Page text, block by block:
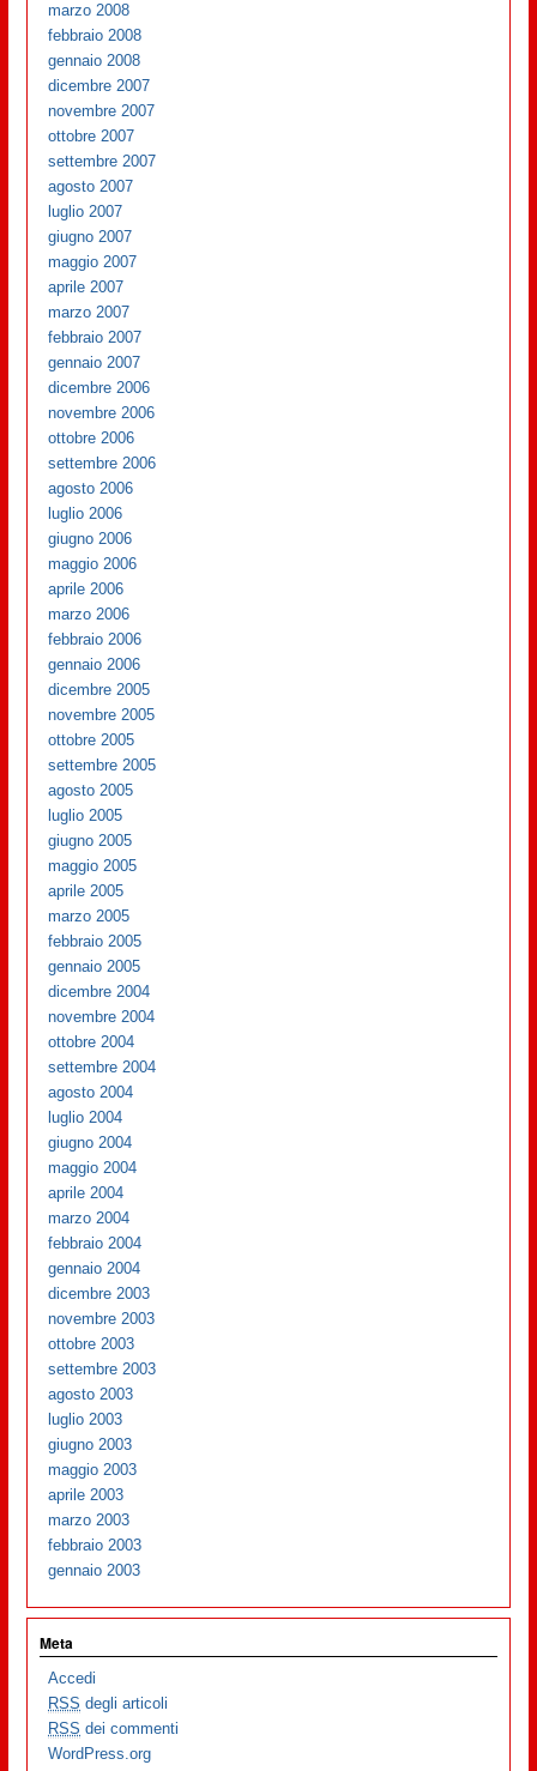
marzo 2008
febbraio 2008
gennaio 2008
dicembre 2007
novembre 2007
ottobre 2007
settembre 2007
agosto 2007
luglio 2007
giugno 2007
maggio 2007
aprile 2007
marzo 2007
febbraio 2007
gennaio 2007
dicembre 2006
novembre 2006
ottobre 2006
settembre 2006
agosto 2006
luglio 2006
giugno 2006
maggio 2006
aprile 2006
marzo 2006
febbraio 2006
gennaio 2006
dicembre 2005
novembre 2005
ottobre 2005
settembre 2005
agosto 2005
luglio 2005
giugno 2005
maggio 2005
aprile 2005
marzo 2005
febbraio 2005
gennaio 2005
dicembre 2004
novembre 2004
ottobre 2004
settembre 2004
agosto 2004
luglio 2004
giugno 2004
maggio 2004
aprile 2004
marzo 2004
febbraio 2004
gennaio 2004
dicembre 2003
novembre 2003
ottobre 2003
settembre 2003
agosto 2003
luglio 2003
giugno 2003
maggio 2003
aprile 2003
marzo 2003
febbraio 2003
gennaio 2003
Meta
Accedi
RSS degli articoli
RSS dei commenti
WordPress.org